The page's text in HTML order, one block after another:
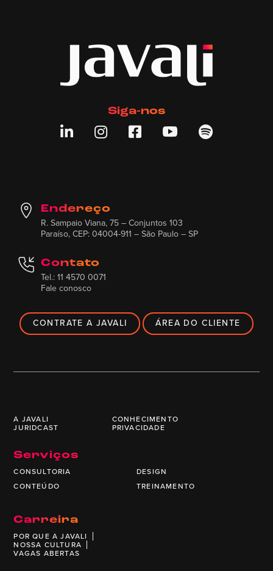
Siga-nos
    
Endereço
R. Sampaio Viana, 75 – Conjuntos 103
Paraíso, CEP: 04004-911 – São Paulo – SP
Contato
Tel.: 11 4570 0071
Fale conosco
CONTRATE A JAVALI ÁREA DO CLIENTE
A JAVALI CONHECIMENTO
JURIDCAST PRIVACIDADE
Serviços
CONSULTORIA
DESIGN
CONTEÚDO
TREINAMENTO
Carreira
POR QUE A JAVALI
NOSSA CULTURA
VAGAS ABERTAS